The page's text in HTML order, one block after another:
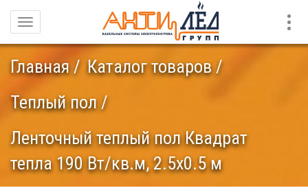
Навигация
Главная
Каталог товаров
Теплый пол
Ленточный теплый пол Квадрат
тепла 190 Вт/кв.м, 2.5х0.5 м